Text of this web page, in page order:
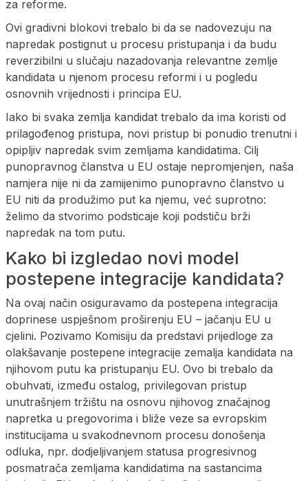
za reforme.
Ovi gradivni blokovi trebalo bi da se nadovezuju na
napredak postignut u procesu pristupanja i da budu
reverzibilni u slučaju nazadovanja relevantne zemlje
kandidata u njenom procesu reformi i u pogledu
osnovnih vrijednosti i principa EU.
Iako bi svaka zemlja kandidat trebalo da ima koristi od
prilagođenog pristupa, novi pristup bi ponudio trenutni i
opipljiv napredak svim zemljama kandidatima. Cilj
punopravnog članstva u EU ostaje nepromjenjen, naša
namjera nije ni da zamijenimo punopravno članstvo u
EU niti da produžimo put ka njemu, već suprotno:
želimo da stvorimo podsticaje koji podstiču brži
napredak na tom putu.
Kako bi izgledao novi model
postepene integracije kandidata?
Na ovaj način osiguravamo da postepena integracija
doprinese uspješnom proširenju EU – jačanju EU u
cjelini. Pozivamo Komisiju da predstavi prijedloge za
olakšavanje postepene integracije zemalja kandidata na
njihovom putu ka pristupanju EU. Ovo bi trebalo da
obuhvati, između ostalog, privilegovan pristup
unutrašnjem tržištu na osnovu njihovog značajnog
napretka u pregovorima i bliže veze sa evropskim
institucijama u svakodnevnom procesu donošenja
odluka, npr. dodjeljivanjem statusa progresivnog
posmatrača zemljama kandidatima na sastancima